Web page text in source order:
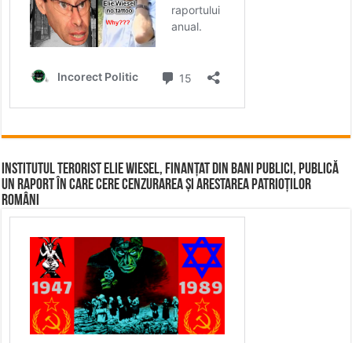
Institutul terorist Elie Wiesel, finanțat din bani publici, publică
un raport în care cere cenzurarea și arestarea patrioților
români